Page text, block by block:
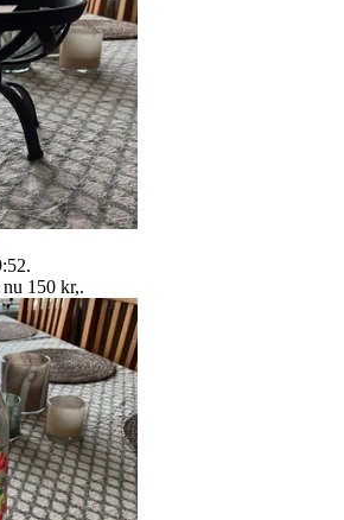
.
150 kr,.